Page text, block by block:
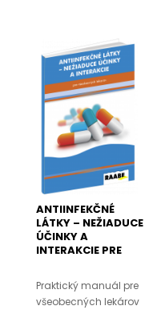
ANTIINFEKČNÉ
LÁTKY – NEŽIADUCE
ÚČINKY A
INTERAKCIE PRE
LEKÁROV
Praktický manuál pre
všeobecných lekárov